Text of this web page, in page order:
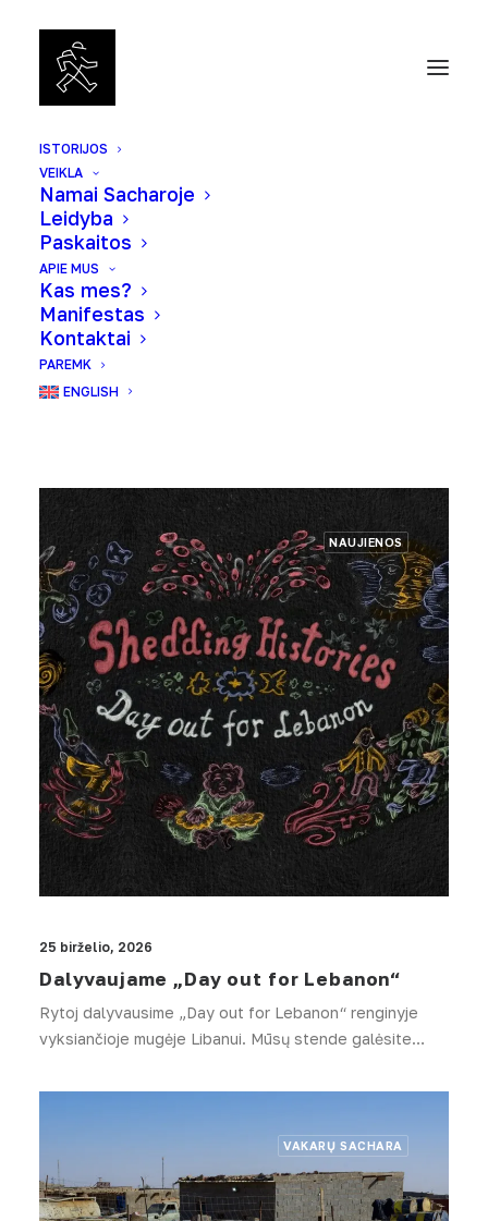
ISTORIJOS
VEIKLA
Namai Sacharoje
Leidyba
Paskaitos
APIE MUS
Kas mes?
Manifestas
Kontaktai
PAREMK
ENGLISH
NAUJIENOS
25 birželio, 2026
Dalyvaujame „Day out for Lebanon“
Rytoj dalyvausime „Day out for Lebanon“ renginyje
vyksiančioje mugėje Libanui. Mūsų stende galėsite…
VAKARŲ SACHARA